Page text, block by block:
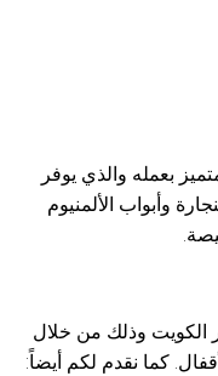
بعمله والذي يوفر
وأبواب الألمنيوم
الكويت وذلك من خلال
كما نقدم لكم أيضاً: